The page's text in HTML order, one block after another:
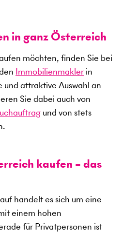
in ganz Österreich
möchten, finden Sie bei
Immobilienmakler in
attraktive Auswahl an
Sie dabei auch von
und von stets
kaufen – das
handelt es sich um eine
einem hohen
für Privatpersonen ist